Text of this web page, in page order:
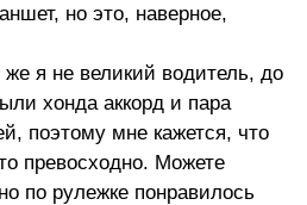
но это, наверное,
я не великий водитель, до
хонда аккорд и пара
поэтому мне кажется, что
превосходно. Можете
по рулежке понравилось